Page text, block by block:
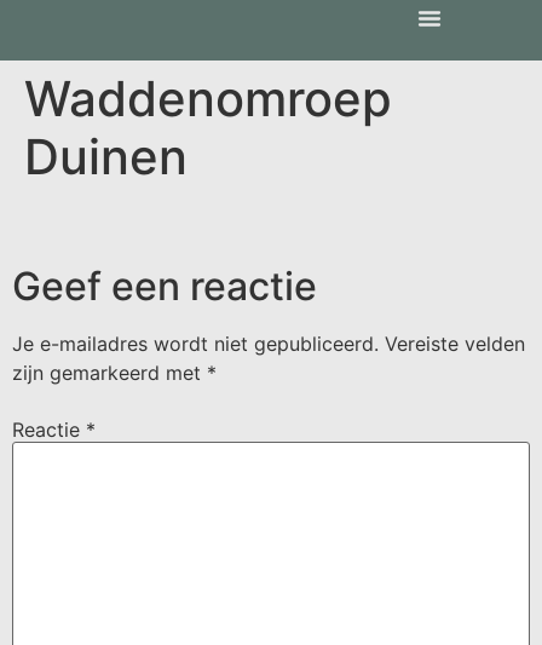
Waddenomroep
Duinen
Geef een reactie
Je e-mailadres wordt niet gepubliceerd. Vereiste velden
zijn gemarkeerd met *
Reactie *